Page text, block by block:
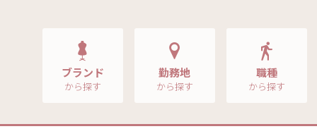
ブランド
から探す
勤務地
から探す
職種
から探す